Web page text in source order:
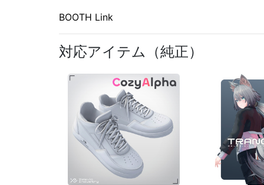
BOOTH Link
対応アイテム（純正）